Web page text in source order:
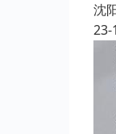
沈
23-